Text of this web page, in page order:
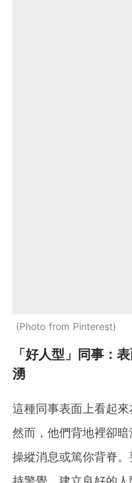
Photo from Pinterest
「好人型」同事：
湧
這種同事表面上看起來
然而，他們背地裡卻暗
操縱消息或篤你背脊